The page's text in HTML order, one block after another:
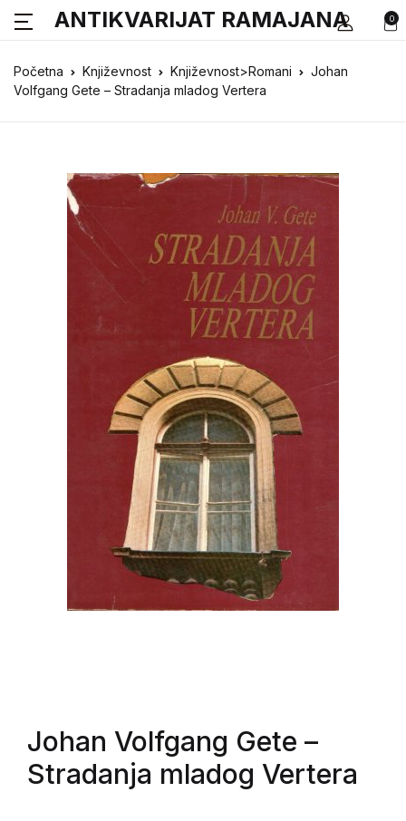
0
ANTIKVARIJAT RAMAJANA
Početna Književnost Književnost>Romani
Johan
Volfgang Gete – Stradanja mladog Vertera
Johan Volfgang Gete –
Stradanja mladog Vertera